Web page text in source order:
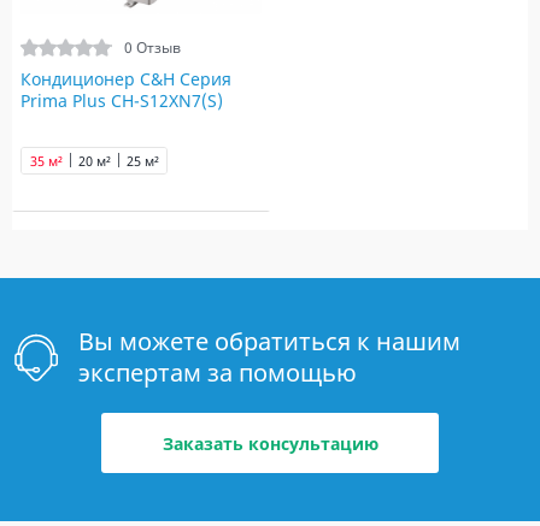
0 Отзыв
Кондиционер C&H Серия
Prima Plus CH-S12XN7(S)
20 м² 25 м²
35 м²
Вы можете обратиться к нашим
экспертам за помощью
Заказать консультацию